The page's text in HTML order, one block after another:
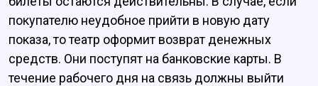
покупателю неудобное прийти в новую дату
показа, то театр оформит возврат денежных
средств. Они поступят на банковские карты. В
течение рабочего дня на связь должны выйти